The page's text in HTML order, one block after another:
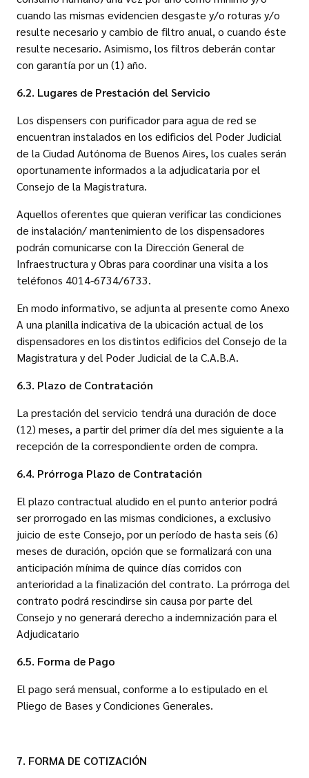
cuando las mismas evidencien desgaste y/o roturas y/o
resulte necesario y cambio de filtro anual, o cuando éste
resulte necesario. Asimismo, los filtros deberán contar
con garantía por un (1) año.
6.2. Lugares de Prestación del Servicio
Los dispensers con purificador para agua de red se
encuentran instalados en los edificios del Poder Judicial
de la Ciudad Autónoma de Buenos Aires, los cuales serán
oportunamente informados a la adjudicataria por el
Consejo de la Magistratura.
Aquellos oferentes que quieran verificar las condiciones
de instalación/ mantenimiento de los dispensadores
podrán comunicarse con la Dirección General de
Infraestructura y Obras para coordinar una visita a los
teléfonos 4014-6734/6733.
En modo informativo, se adjunta al presente como Anexo
A una planilla indicativa de la ubicación actual de los
dispensadores en los distintos edificios del Consejo de la
Magistratura y del Poder Judicial de la C.A.B.A.
6.3. Plazo de Contratación
La prestación del servicio tendrá una duración de doce
(12) meses, a partir del primer día del mes siguiente a la
recepción de la correspondiente orden de compra.
6.4. Prórroga Plazo de Contratación
El plazo contractual aludido en el punto anterior podrá
ser prorrogado en las mismas condiciones, a exclusivo
juicio de este Consejo, por un período de hasta seis (6)
meses de duración, opción que se formalizará con una
anticipación mínima de quince días corridos con
anterioridad a la finalización del contrato. La prórroga del
contrato podrá rescindirse sin causa por parte del
Consejo y no generará derecho a indemnización para el
Adjudicatario
6.5. Forma de Pago
El pago será mensual, conforme a lo estipulado en el
Pliego de Bases y Condiciones Generales.
7. FORMA DE COTIZACIÓN